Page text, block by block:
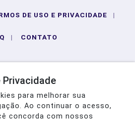
DE USO E PRIVACIDADE |
| CONTATO
Privacidade
para melhorar sua
Ao continuar o acesso,
concorda com nossos